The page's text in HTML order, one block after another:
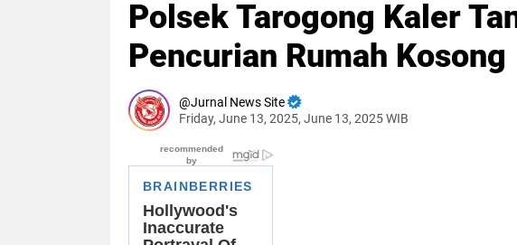
Polsek Tarogong Kaler
Pencurian Rumah Kosong
Jurnal News Site
Friday, June 13, 2025, June 13, 2025 WIB